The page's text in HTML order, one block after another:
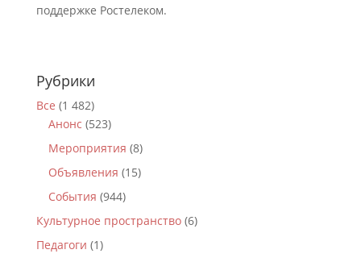
поддержке Ростелеком.
Рубрики
Все (1 482)
Анонс (523)
Мероприятия (8)
Объявления (15)
События (944)
Культурное пространство(6)
Педагоги (1)